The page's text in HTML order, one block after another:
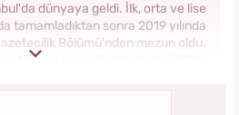
dünyaya geldi. İlk, orta ve lise
tamamladıktan sonra 2019 yılında
Bölümü'nden mezun oldu.
Gazetesi ve 2019 yılında TRT'de
alan Yasemin.com'da İçerik Editörü